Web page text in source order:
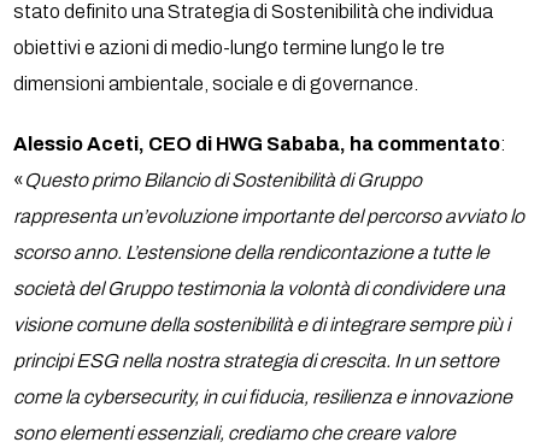
stato definito una Strategia di Sostenibilità che individua
obiettivi e azioni di medio-lungo termine lungo le tre
dimensioni ambientale, sociale e di governance.
Alessio Aceti, CEO di HWG Sababa, ha commentato:
«Questo primo Bilancio di Sostenibilità di Gruppo
rappresenta un’evoluzione importante del percorso avviato lo
scorso anno. L’estensione della rendicontazione a tutte le
società del Gruppo testimonia la volontà di condividere una
visione comune della sostenibilità e di integrare sempre più i
principi ESG nella nostra strategia di crescita. In un settore
come la cybersecurity, in cui fiducia, resilienza e innovazione
sono elementi essenziali, crediamo che creare valore